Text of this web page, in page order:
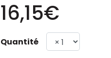
16,15€
Quantité